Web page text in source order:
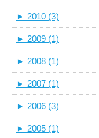
► 2010 (3)
► 2009 (1)
► 2008 (1)
► 2007 (1)
► 2006 (3)
► 2005 (1)